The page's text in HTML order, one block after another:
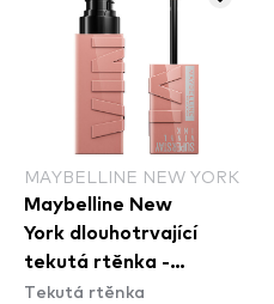
MAYBELLINE NEW YORK
Maybelline New
York dlouhotrvající
tekutá rtěnka -
Superstay Vinyl Ink
Tekutá rtěnka